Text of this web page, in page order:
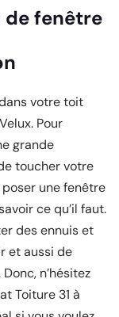
de fenêtre
votre toit
Pour
grande
toucher votre
une fenêtre
ce qu’il faut.
des ennuis et
et aussi de
n’hésitez
Toiture 31 à